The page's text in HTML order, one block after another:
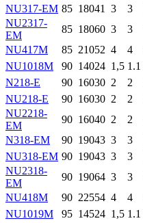
NU317-EM 85 18041 3 3
NU2317-
EM
85 18060 3 3
NU417M
85 21052 4 4
NU1018M
90 14024 1,5 1.1
N218-E
90 16030 2 2
NU218-E
90 16030 2 2
NU2218-
EM
90 16040 2 2
N318-EM
90 19043 3 3
NU318-EM 90 19043 3 3
NU2318-
EM
90 19064 3 3
NU418M
90 22554 4 4
NU1019M
95 14524 1,5 1.1